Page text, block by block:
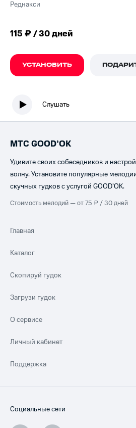
Реднакси
115 ₽ / 30 дней
УСТАНОВИТЬ
Слушать
МТС GOOD’OK
Удивите своих собеседников и
волну. Установите популярные
скучных гудков с услугой GOOD’OK.
Стоимость мелодий — от 75 ₽ / 30 дней
Главная
Каталог
Скопируй гудок
Загрузи гудок
О сервисе
Личный кабинет
Поддержка
Социальные сети